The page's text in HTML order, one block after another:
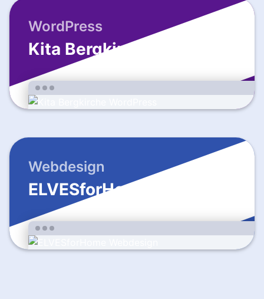
WordPress
Kita Bergkirche
Webdesign
ELVESforHome